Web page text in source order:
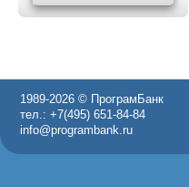
1989-2026 © ПрограмБанк
тел.: +7(495) 651-84-84
info@programbank.ru